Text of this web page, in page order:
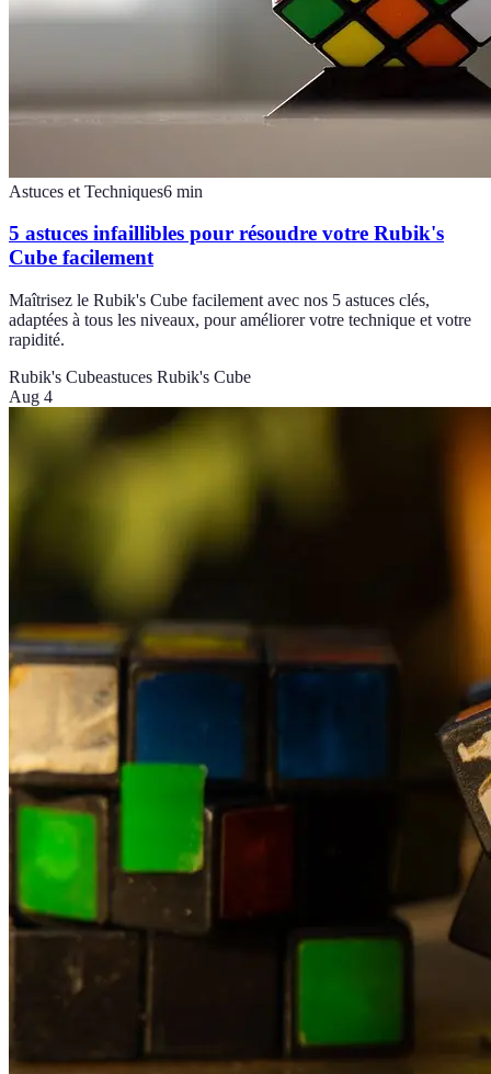
Astuces et Techniques6 min
5 astuces infaillibles pour résoudre votre Rubik's
Cube facilement
Maîtrisez le Rubik's Cube facilement avec nos 5 astuces clés,
adaptées à tous les niveaux, pour améliorer votre technique et votre
rapidité.
Rubik's Cubeastuces Rubik's Cube
Aug 4